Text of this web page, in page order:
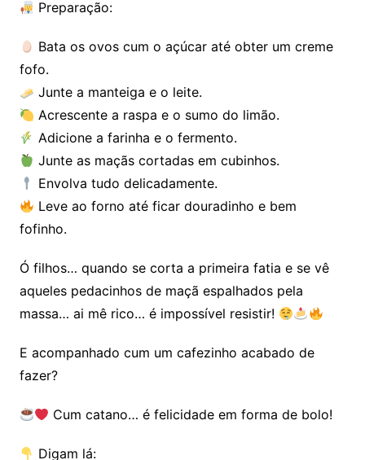
Preparação:
Bata os ovos cum o açúcar até obter um creme
fofo.
Junte a manteiga e o leite.
Acrescente a raspa e o sumo do limão.
Adicione a farinha e o fermento.
Junte as maçãs cortadas em cubinhos.
Envolva tudo delicadamente.
Leve ao forno até ficar douradinho e bem
fofinho.
Ó filhos… quando se corta a primeira fatia e se vê
aqueles pedacinhos de maçã espalhados pela
massa… ai mê rico… é impossível resistir!
E acompanhado cum um cafezinho acabado de
fazer?
Cum catano… é felicidade em forma de bolo!
Digam lá: